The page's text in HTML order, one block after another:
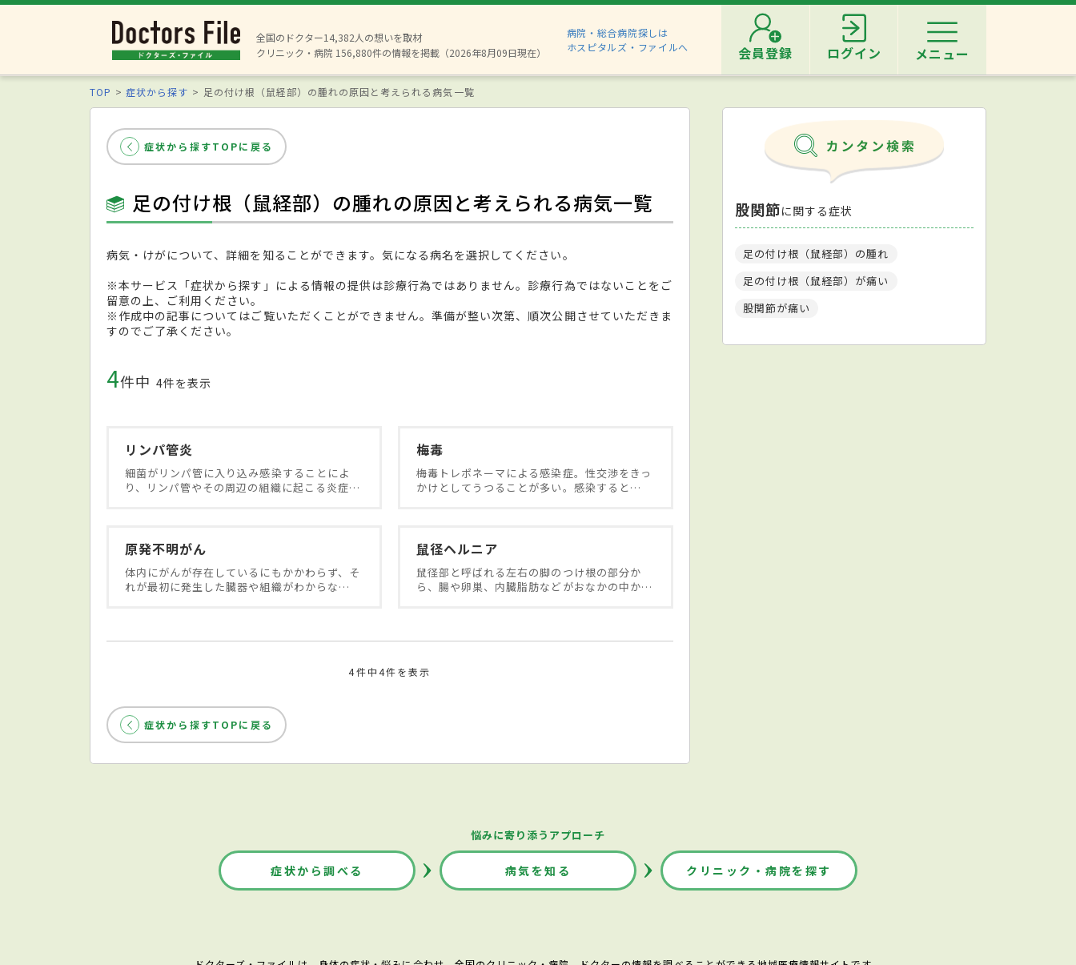
全国のドクター14,382人の想いを取材
クリニック・病院 156,880件の情報を掲載（2026年8月09日現在）
病院・総合病院探しは
ホスピタルズ・ファイルへ
会員登録 ログイン メニュー
TOP 症状から探す 足の付け根（鼠経部）の腫れの原因と考えられる病気一覧
症状から探すTOPに戻る
足の付け根（鼠経部）の腫れの原因と考えられる病気一覧
病気・けがについて、詳細を知ることができます。気になる病名を選択してください。
※本サービス「症状から探す」による情報の提供は診療行為ではありません。診療行為ではないことをご
留意の上、ご利用ください。
※作成中の記事についてはご覧いただくことができません。準備が整い次第、順次公開させていただきま
すのでご了承ください。
4件中 4件を表示
リンパ管炎
細菌がリンパ管に入り込み感染することによ
り、リンパ管やその周辺の組織に起こる炎症…
梅毒
梅毒トレポネーマによる感染症。性交渉をきっ
かけとしてうつることが多い。感染すると…
原発不明がん
体内にがんが存在しているにもかかわらず、そ
れが最初に発生した臓器や組織がわからな…
鼠径ヘルニア
鼠径部と呼ばれる左右の脚のつけ根の部分か
ら、腸や卵巣、内臓脂肪などがおなかの中か…
4件中4件を表示
症状から探すTOPに戻る
股関節に関する症状
足の付け根（鼠経部）の腫れ
足の付け根（鼠経部）が痛い
股関節が痛い
悩みに寄り添うアプローチ
症状から調べる 病気を知る クリニック・病院を探す